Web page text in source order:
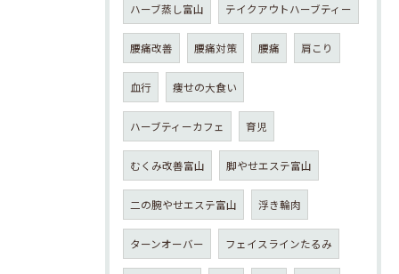
ハーブ蒸し富山 テイクアウトハーブティー
腰痛改善 腰痛対策 腰痛 肩こり
血行 痩せの大食い
ハーブティーカフェ 育児
むくみ改善富山 脚やせエステ富山
二の腕やせエステ富山 浮き輪肉
ターンオーバー フェイスラインたるみ